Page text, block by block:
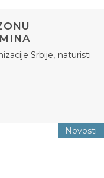
Srbije, naturisti
Novosti